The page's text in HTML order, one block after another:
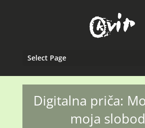
Select Page
Digitalna priča:
moja